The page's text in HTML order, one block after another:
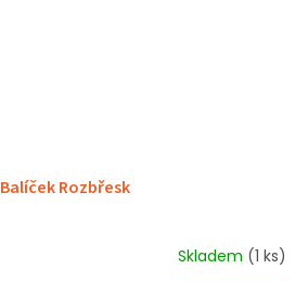
Balíček Rozbřesk
Skladem (1 ks)